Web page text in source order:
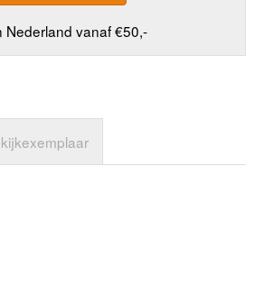
Nederland vanaf €50,-